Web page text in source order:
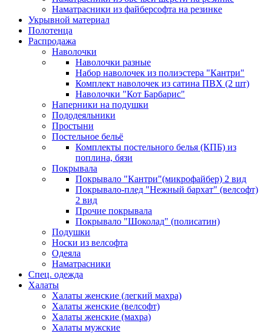
Наматрасники из файберсофта на резинке
Укрывной материал
Полотенца
Распродажа
Наволочки
Наволочки разные
Набор наволочек из полиэстера "Кантри"
Комплект наволочек из сатина ПВХ (2 шт)
Наволочки "Кот Барбарис"
Наперники на подушки
Пододеяльники
Простыни
Постельное бельё
Комплекты постельного белья (КПБ) из
поплина, бязи
Покрывала
Покрывало "Кантри"(микрофайбер) 2 вид
Покрывало-плед "Нежный бархат" (велсофт)
2 вид
Прочие покрывала
Покрывало "Шоколад" (полисатин)
Подушки
Носки из велсофта
Одеяла
Наматрасники
Спец. одежда
Халаты
Халаты женские (легкий махра)
Халаты женские (велсофт)
Халаты женские (махра)
Халаты мужские